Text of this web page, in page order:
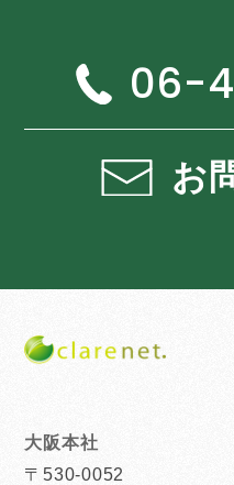
06-
お
大阪本社
〒530-0052